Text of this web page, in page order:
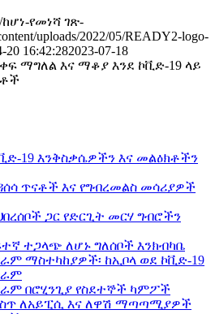
የመነሻ ገጽ-
uploads/2022/05/READY2-logo-
20 16:42:282023-07-18
ማግለል እና ማቆያ እንደ ኮቪድ-19 ላይ
19 እንቅስቃሴዎችን እና መልዕክቶችን
ጥናቶች እና የግብረመልስ መሳሪያዎች
ጋር የድርጊት መርሃ ግብሮችን
ተጋላጭ ለሆኑ ግለሰቦች እንክብካቤ
ማስተካከያዎች፡ ከኢቦላ ወደ ኮቪድ-19
በሮሂንጊያ የስደተኞች ካምፖች
ለአይፒሲ እና ለዋሽ ማጣጣሚያዎች